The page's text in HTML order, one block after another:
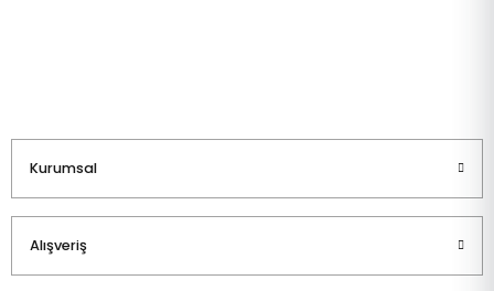
Kurumsal
Alışveriş